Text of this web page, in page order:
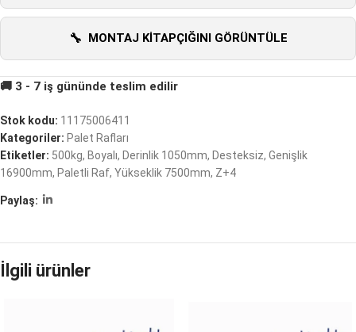
MONTAJ KITAPÇIĞINI GÖRÜNTÜLE
Stok kodu: 11175006411
Kategoriler: Palet Rafları
Etiketler: 500kg, Boyalı, Derinlik 1050mm, Desteksiz, Genişlik
16900mm, Paletli Raf, Yükseklik 7500mm, Z+4
Paylaş:
İlgili ürünler